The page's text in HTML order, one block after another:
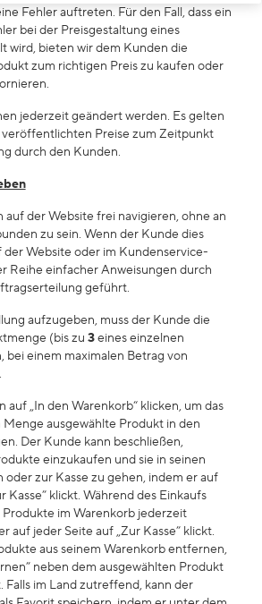
Fehler auftreten. Für den Fall, dass ein
bei der Preisgestaltung eines
wird, bieten wir dem Kunden die
zum richtigen Preis zu kaufen oder
jederzeit geändert werden. Es gelten
Preise zum Zeitpunkt
durch den Kunden.
auf der Website frei navigieren, ohne an
zu sein. Wenn der Kunde dies
der Website oder im Kundenservice-
Reihe einfacher Anweisungen durch
geführt.
aufzugeben, muss der Kunde die
(bis zu 3eines einzelnen
bei einem maximalen Betrag von
auf „In den Warenkorb“ klicken, um das
ausgewählte Produkt in den
Der Kunde kann beschließen,
einzukaufen und sie in seinen
oder zur Kasse zu gehen, indem er auf
Kasse” klickt. Während des Einkaufs
im Warenkorb jederzeit
auf jeder Seite auf „Zur Kasse” klickt.
aus seinem Warenkorb entfernen,
neben dem ausgewählten Produkt
Falls im Land zutreffend, kann der